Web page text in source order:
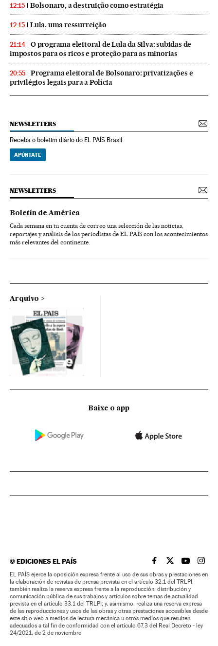
12:15 Bolsonaro, a destruição como estratégia
12:15 Lula, uma ressurreição
21:14
O programa eleitoral de Lula da Silva: subidas de
impostos para os ricos e proteção para as minorias
20:55
Programa eleitoral de Bolsonaro: privatizações e
privilégios legais para a Polícia
NEWSLETTERS
Receba o boletim diário do EL PAÍS Brasil
APÚNTATE
NEWSLETTERS
Boletín de América
Cada semana en tu cuenta de correo una selección de las noticias,
reportajes y análisis de los periodistas de EL PAÍS con los acontecimientos
más relevantes del continente.
Arquivo
Baixe o app
©EDICIONES EL PAÍS EL PAÍS BRASIL EN
EL PAÍSEL PAÍS
EL
EL PAÍS ejerce la oposición expresa frente al uso de sus obras y prestaciones en
la elaboración de revistas de prensa prevista en el artículo 32.1 del TRLPI;
también realiza la reserva expresa frente a la reproducción, distribución y
comunicación pública de sus trabajos y artículos sobre temas de actualidad
prevista en el artículo 33.1 del TRLPI; y, asimismo, realiza una reserva expresa
de las reproducciones y usos de las obras y otras prestaciones accesibles desde
este sitio web a medios de lectura mecánica u otros medios que resulten
adecuados a tal fin de conformidad con el artículo 67.3 del Real Decreto - ley
24/2021, de 2 de noviembre